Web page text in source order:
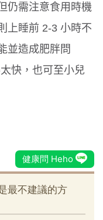
仍需注意食用時機
上睡前 2-3 小時不
並造成肥胖問
快，也可至小兒